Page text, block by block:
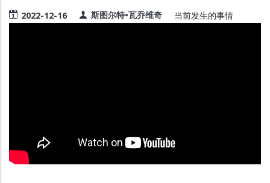
2022-12-16 斯图尔特•瓦乔维奇 当前发生的事情